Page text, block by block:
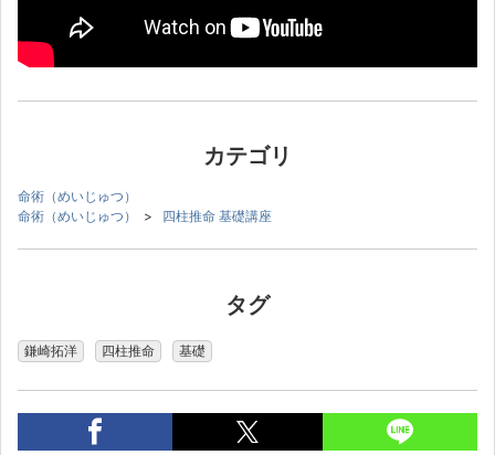
カテゴリ
命術（めいじゅつ）
命術（めいじゅつ）
> 四柱推命 基礎講座
タグ
鎌崎拓洋 四柱推命 基礎